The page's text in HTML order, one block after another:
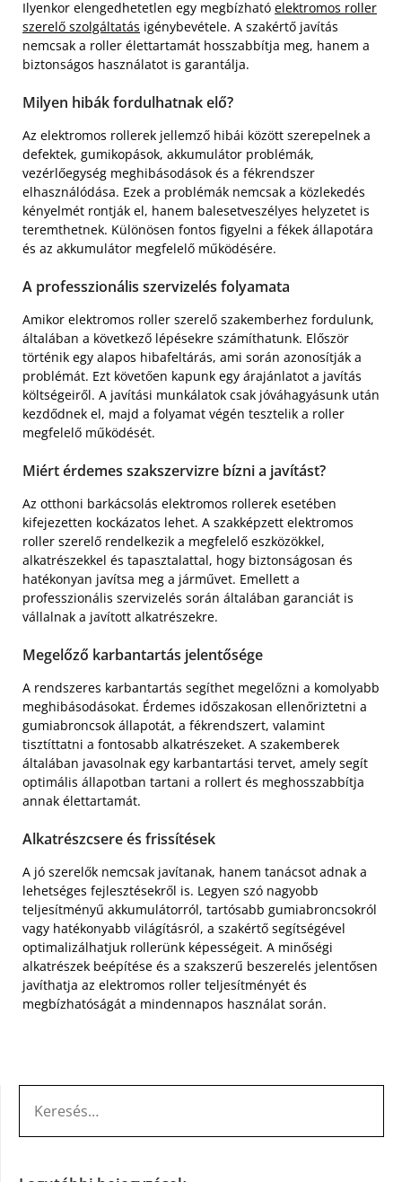
Ilyenkor elengedhetetlen egy megbízható elektromos roller
szerelő szolgáltatás igénybevétele. A szakértő javítás
nemcsak a roller élettartamát hosszabbítja meg, hanem a
biztonságos használatot is garantálja.
Milyen hibák fordulhatnak elő?
Az elektromos rollerek jellemző hibái között szerepelnek a
defektek, gumikopások, akkumulátor problémák,
vezérlőegység meghibásodások és a fékrendszer
elhasználódása. Ezek a problémák nemcsak a közlekedés
kényelmét rontják el, hanem balesetveszélyes helyzetet is
teremthetnek. Különösen fontos figyelni a fékek állapotára
és az akkumulátor megfelelő működésére.
A professzionális szervizelés folyamata
Amikor elektromos roller szerelő szakemberhez fordulunk,
általában a következő lépésekre számíthatunk. Először
történik egy alapos hibafeltárás, ami során azonosítják a
problémát. Ezt követően kapunk egy árajánlatot a javítás
költségeiről. A javítási munkálatok csak jóváhagyásunk után
kezdődnek el, majd a folyamat végén tesztelik a roller
megfelelő működését.
Miért érdemes szakszervizre bízni a javítást?
Az otthoni barkácsolás elektromos rollerek esetében
kifejezetten kockázatos lehet. A szakképzett elektromos
roller szerelő rendelkezik a megfelelő eszközökkel,
alkatrészekkel és tapasztalattal, hogy biztonságosan és
hatékonyan javítsa meg a járművet. Emellett a
professzionális szervizelés során általában garanciát is
vállalnak a javított alkatrészekre.
Megelőző karbantartás jelentősége
A rendszeres karbantartás segíthet megelőzni a komolyabb
meghibásodásokat. Érdemes időszakosan ellenőriztetni a
gumiabroncsok állapotát, a fékrendszert, valamint
tisztíttatni a fontosabb alkatrészeket. A szakemberek
általában javasolnak egy karbantartási tervet, amely segít
optimális állapotban tartani a rollert és meghosszabbítja
annak élettartamát.
Alkatrészcsere és frissítések
A jó szerelők nemcsak javítanak, hanem tanácsot adnak a
lehetséges fejlesztésekről is. Legyen szó nagyobb
teljesítményű akkumulátorról, tartósabb gumiabroncsokról
vagy hatékonyabb világításról, a szakértő segítségével
optimalizálhatjuk rollerünk képességeit. A minőségi
alkatrészek beépítése és a szakszerű beszerelés jelentősen
javíthatja az elektromos roller teljesítményét és
megbízhatóságát a mindennapos használat során.